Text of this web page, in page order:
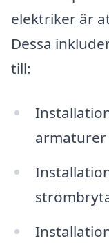
elektriker är
Dessa
till:
armaturer